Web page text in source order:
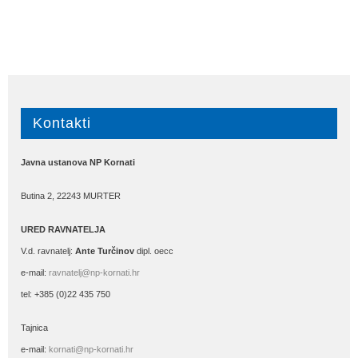
Kontakti
Javna ustanova NP Kornati
Butina 2, 22243 MURTER
URED RAVNATELJA
V.d. ravnatelj: Ante Turčinov dipl. oecc
e-mail: ravnatelj@np-kornati.hr
tel: +385 (0)22 435 750
Tajnica
e-mail: kornati@np-kornati.hr